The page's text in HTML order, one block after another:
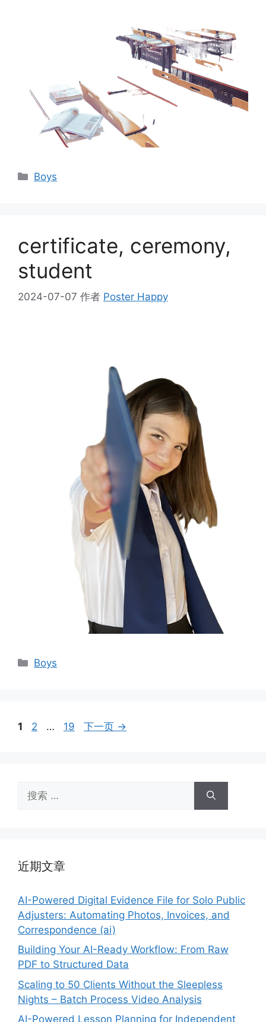
分
Boys
certificate, ceremony,
student
2024-07-07 作者 Poster Happy
分
Boys
页
1
页
2 …
页
19 下一页 →
索：
近期文章
AI-Powered Digital Evidence File for Solo Public
Adjusters: Automating Photos, Invoices, and
Correspondence (ai)
Building Your AI-Ready Workflow: From Raw
PDF to Structured Data
Scaling to 50 Clients Without the Sleepless
Nights – Batch Process Video Analysis
AI-Powered Lesson Planning for Independent